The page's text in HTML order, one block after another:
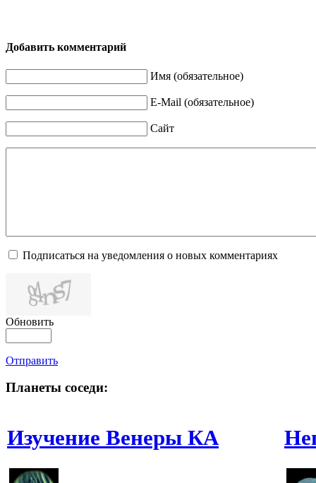
Добавить комментарий
Имя (обязательное)
E-Mail (обязательное)
Сайт
Подписаться на уведомления о новых комментариях
Обновить
Отправить
Планеты соседи:
Изучение Венеры КА